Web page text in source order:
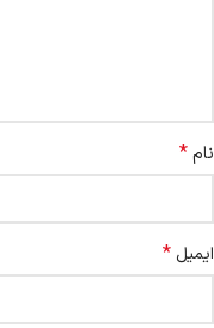
نام*
ایمیل *